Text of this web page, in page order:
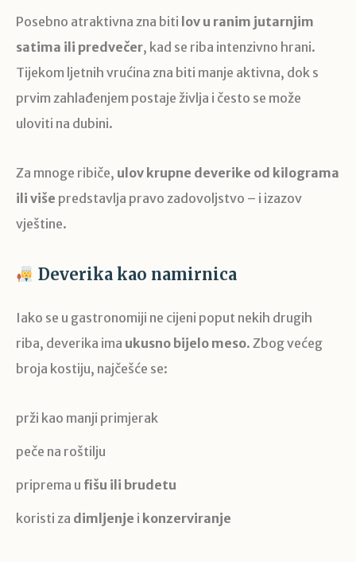
Posebno atraktivna zna biti lov u ranim jutarnjim
satima ili predvečer, kad se riba intenzivno hrani.
Tijekom ljetnih vrućina zna biti manje aktivna, dok s
prvim zahlađenjem postaje življa i često se može
uloviti na dubini.
Za mnoge ribiče, ulov krupne deverike od kilograma
ili više predstavlja pravo zadovoljstvo – i izazov
vještine.
Deverika kao namirnica
Iako se u gastronomiji ne cijeni poput nekih drugih
riba, deverika ima ukusno bijelo meso. Zbog većeg
broja kostiju, najčešće se:
prži kao manji primjerak
peče na roštilju
priprema u fišu ili brudetu
koristi za dimljenje i konzerviranje